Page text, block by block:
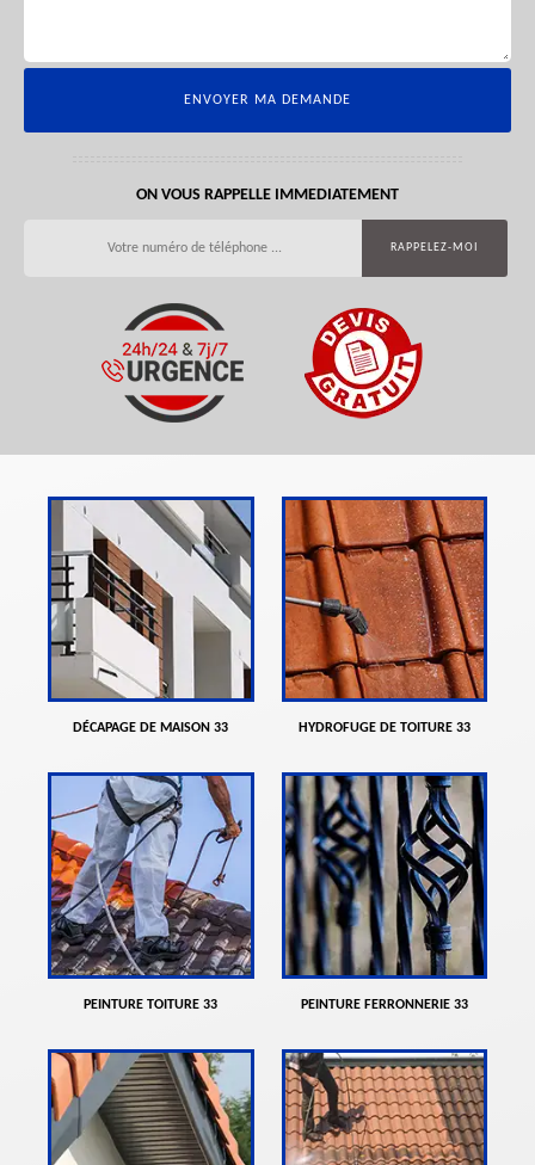
ON VOUS RAPPELLE IMMEDIATEMENT
DÉCAPAGE DE MAISON 33 HYDROFUGE DE TOITURE 33
PEINTURE TOITURE 33 PEINTURE FERRONNERIE 33